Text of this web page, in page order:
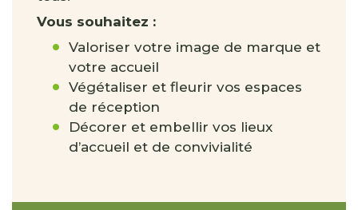
Vous souhaitez :
Valoriser votre image de marque et
votre accueil
Végétaliser et fleurir vos espaces
de réception
Décorer et embellir vos lieux
d’accueil et de convivialité